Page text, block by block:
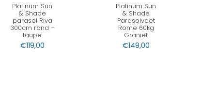
Platinum Sun
& Shade
parasol Riva
300cm rond –
taupe
€119,00
Platinum Sun
& Shade
Parasolvoet
Rome 60kg
Graniet
€149,00